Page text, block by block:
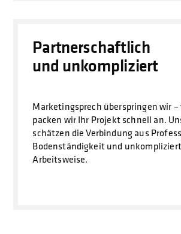
Partnerschaftlich
und unkompliziert
Marketingsprech überspringen wir –
packen wir Ihr Projekt schnell an.
schätzen die Verbindung aus
Bodenständigkeit und
Arbeitsweise.